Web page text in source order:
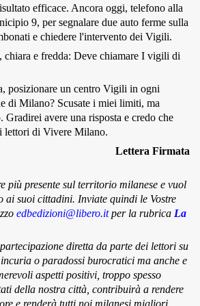
De
efficace. Ancora oggi, telefono alla
9, per segnalare due auto ferme sulla
e chiedere l'intervento dei Vigili.
chiara e fredda: Deve chiamare I vigili di
posizionare un centro Vigili in ogni
di Milano? Scusate i miei limiti, ma
avere una risposta e credo che
lettori di Vivere Milano.
Lettera Firmata
più presente sul territorio milanese e vuol
ai suoi cittadini. Inviate quindi le Vostre
edbedizioni@libero.it per la rubrica La
diretta da parte dei lettori su
o paradossi burocratici ma anche e
aspetti positivi, troppo spesso
della nostra città, contribuirà a rendere